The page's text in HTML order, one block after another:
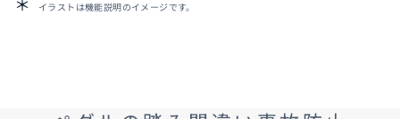
イラストは機能説明のイメージです。